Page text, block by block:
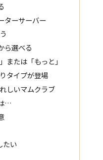
ターサーバー
ら選べる
または「もっと」
タイプが登場
しいマムクラブ
…
たい